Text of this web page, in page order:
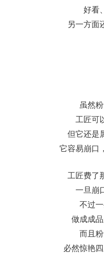
好看
另一方面
虽然
工匠可
但它还是
它容易崩口
工匠费了
一旦崩
不过
做成成
而且
必然惊艳